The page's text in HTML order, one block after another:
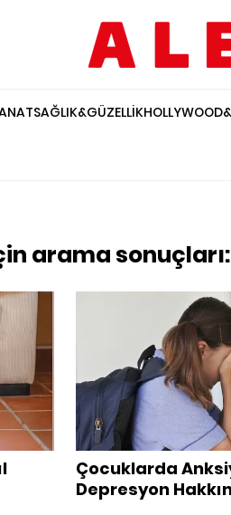
SAĞLIK&GÜZELLİK
arama sonuçları:
Çocuklarda
Depresyon